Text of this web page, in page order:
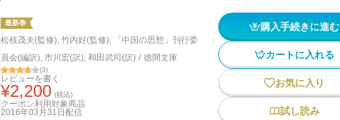
最新巻
松枝茂夫(監修), 竹内好(監修),
「中国の思想」刊行委
員会(編訳), 市川宏(訳), 和田武司(訳) / 徳間文庫
(3)
レビューを書く
¥2,200 (税込)
クーポン利用対象商品
2016年03月31日 配信
購入手続きに進む
カートに入れる
お気に入り
試し読み